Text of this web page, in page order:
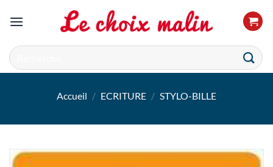
Recherche
pour :
Accueil / ECRITURE / STYLO-BILLE